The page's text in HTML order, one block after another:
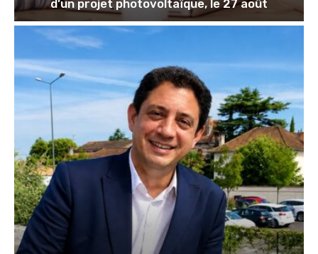
d’un projet photovoltaïque, le 27 août